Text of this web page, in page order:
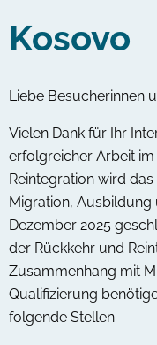
Kosovo
Liebe Besucherinnen
Vielen Dank für Ihr
erfolgreicher Arbeit
Reintegration wird
Migration, Ausbildung
Dezember 2025
der Rückkehr und
Zusammenhang mit
Qualifizierung
folgende Stellen: